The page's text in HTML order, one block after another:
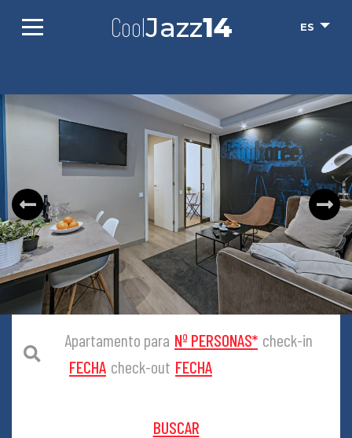
CoolJazz14 ES
Apartamento para Nº PERSONAS* check-in
FECHA check-out FECHA
BUSCAR